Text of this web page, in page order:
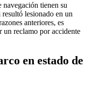
navegación tienen su
lesionado en un
anteriores, es
un reclamo por accidente
en estado de